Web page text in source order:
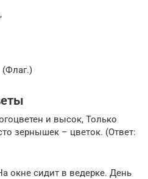
(Флаг.)
и высок, Только
зернышек – цветок. (Ответ:
окне сидит в ведерке. День